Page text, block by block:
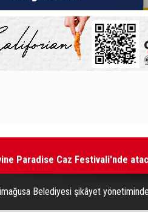
yine Paradise Caz Festivali'nde
Belediyesi şikâyet